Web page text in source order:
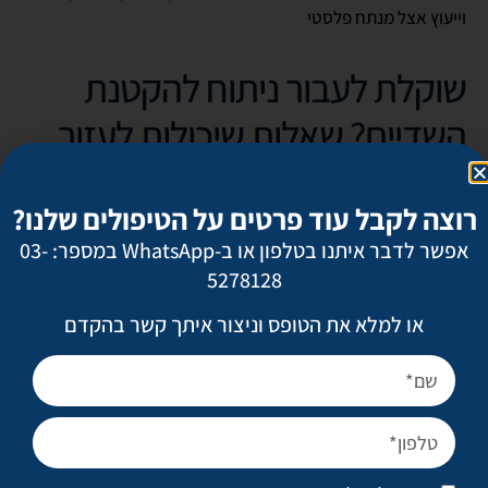
וייעוץ אצל מנתח פלסטי
שוקלת לעבור ניתוח להקטנת
השדיים? שאלות שיכולות לעזור
1. האם כתפיות החזייה משאירות חריצים בכתפייך?
2. האם רכישת חזייה היא סיוט עבורך משום שאי־אפשר למצוא
אחת במידה שלך, או שאת נאלצת לתפור חזייה במיוחד?
5. האם השדיים שלך מהווים נטל כבד מנשוא ומכבידים על כתפייך,
רוצה לקבל עוד פרטים על הטיפולים שלנו?
אפשר לדבר איתנו בטלפון או ב-WhatsApp במספר: 03-
5278128
או למלא את הטופס וניצור איתך קשר בהקדם